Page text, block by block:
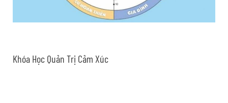
Khóa Học Quản Trị Cảm Xúc